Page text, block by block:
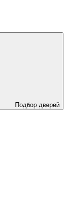
Подбор дверей